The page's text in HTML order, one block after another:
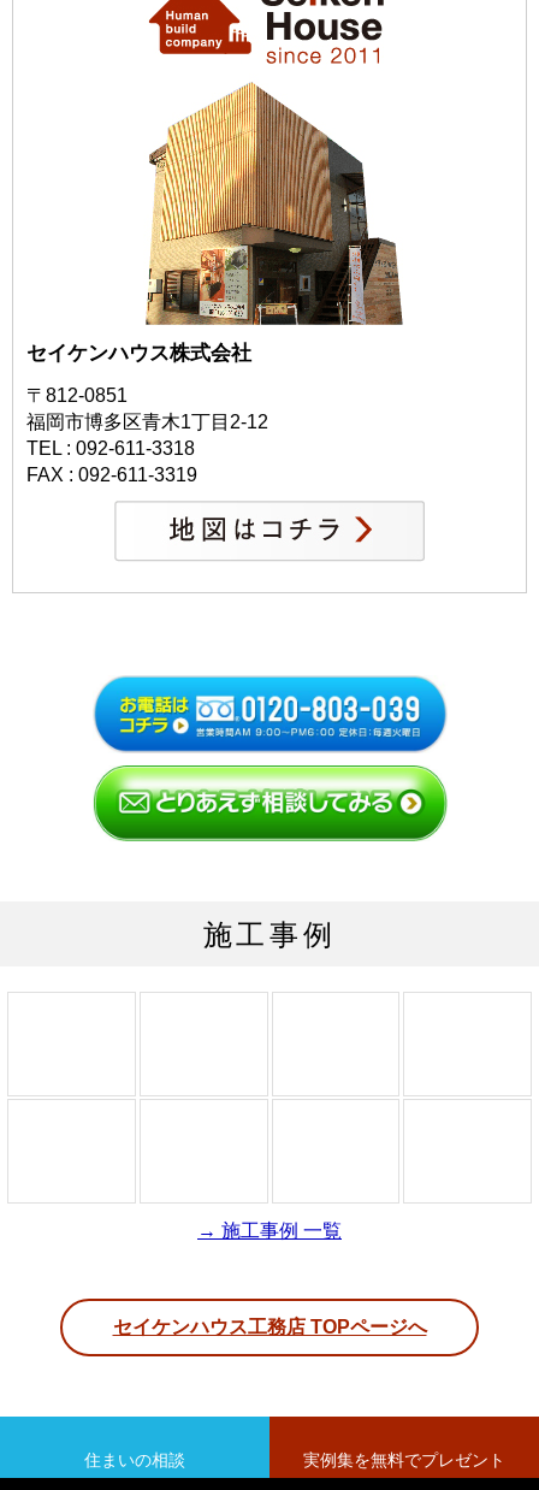
セイケンハウス株式会社
〒812-0851
福岡市博多区青木1丁目2-12
TEL : 092-611-3318
FAX : 092-611-3319
施工事例
→ 施工事例 一覧
セイケンハウス工務店 TOPページへ
住まいの相談 実例集を無料でプレゼント